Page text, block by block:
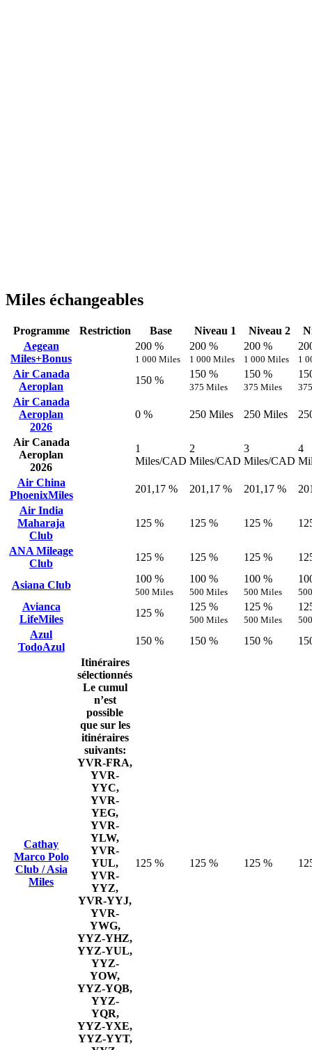
Miles échangeables
Programme Restriction Base Niveau 1 Niveau 2
Aegean
Miles+Bonus
200 %
1 000 Miles
200 %
1 000 Miles
200 %
1 000 Miles 1
Air Canada
Aeroplan
150 %
150 %
375 Miles
150 %
375 Miles
Air Canada
Aeroplan
2026
0 % 250 Miles 250 Miles
Air Canada
Aeroplan
2026
1
Miles/CAD
2
Miles/CAD
3
Miles/CAD
4
Air China
PhoenixMiles
201,17 % 201,17 % 201,17 %
Air India
Maharaja
Club
125 % 125 % 125 %
ANA Mileage
Club
125 % 125 % 125 %
Asiana Club
100 %
500 Miles
100 %
500 Miles
100 %
500 Miles
Avianca
LifeMiles
125 %
125 %
500 Miles
125 %
500 Miles
Azul
TodoAzul
150 % 150 % 150 %
Cathay
Marco Polo
Club / Asia
Miles
Itinéraires
sélectionnés
Le cumul
n’est
possible
que sur les
itinéraires
suivants:
YVR-FRA,
YVR-
YYC,
YVR-
YEG,
YVR-
YLW,
YVR-
YUL,
YVR-
YYZ,
YVR-YYJ,
YVR-
YWG,
YYZ-YHZ,
YYZ-YUL,
YYZ-
YOW,
YYZ-YQB,
YYZ-
YQR,
YYZ-YXE,
YYZ-YYT,
125 % 125 % 125 %